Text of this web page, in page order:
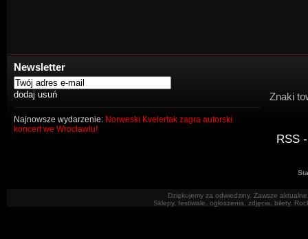
Newsletter
Najnowsze wydarzenie: Norweski Kvelertak zagra autorski
koncert we Wrocławiu!
Znaki
RSS
Dziękujemy za odwiedziny. Zawsze
Sklepy, festiwale, ogłoszenia, zdjęcia, bilety.